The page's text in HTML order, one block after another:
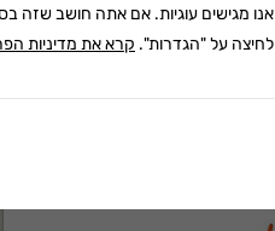
אנו מגישים עוגיות. אם אתה חושב שזה
לחיצה על "הגדרות". קרא את מדיניות